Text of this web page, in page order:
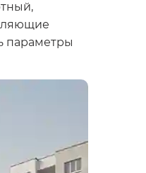
параметры